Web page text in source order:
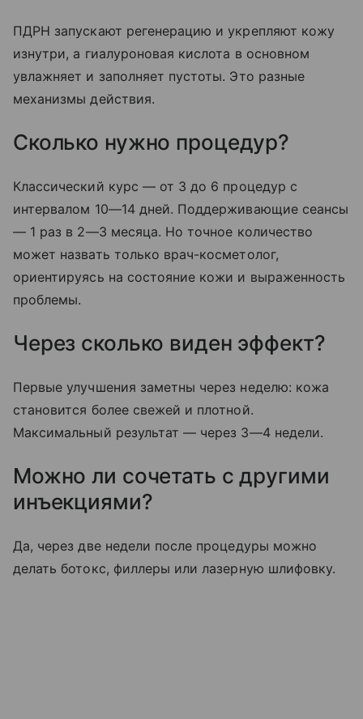
ПДРН запускают регенерацию и укрепляют кожу
изнутри, а гиалуроновая кислота в основном
увлажняет и заполняет пустоты. Это разные
механизмы действия.
Сколько нужно процедур?
Классический курс — от 3 до 6 процедур с
интервалом 10—14 дней. Поддерживающие сеансы
— 1 раз в 2—3 месяца. Но точное количество
может назвать только врач-косметолог,
ориентируясь на состояние кожи и выраженность
проблемы.
Через сколько виден эффект?
Первые улучшения заметны через неделю: кожа
становится более свежей и плотной.
Максимальный результат — через 3—4 недели.
Можно ли сочетать с другими
инъекциями?
Да, через две недели после процедуры можно
делать ботокс, филлеры или лазерную шлифовку.